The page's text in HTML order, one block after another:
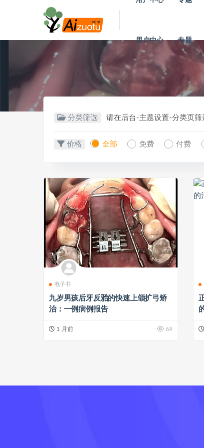
用户中心 专题
分类筛选 请在后台-主题设置-分类页
价格 全部 免费 付费
电子书
九岁男孩后牙反𬌗的快速上颌扩弓矫
治：一例病例报告
1 月前 68